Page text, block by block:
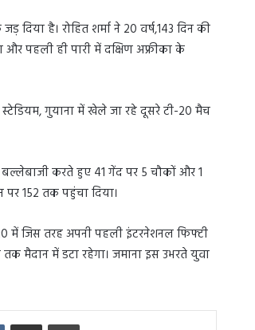
है। रोहित शर्मा ने 20 वर्ष,143 दिन की
और पहली ही पारी में दक्षिण अफ्रीका के
स्टेडियम, गुयाना में खेले जा रहे दूसरे टी-20 मैच
बल्लेबाजी करते हुए 41 गेंद पर 5 चौकों और 1
152 तक पहुंचा दिया।
में जिस तरह अपनी पहली इंटरनेशनल फिफ्टी
मैदान में डटा रहेगा। जमाना इस उभरते युवा
VKontakteShare via Email Print